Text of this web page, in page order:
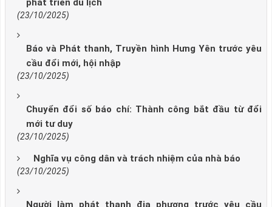
phát triển du lịch
(23/10/2025)
Báo và Phát thanh, Truyền hình Hưng Yên trước yêu
cầu đổi mới, hội nhập
(23/10/2025)
Chuyển đổi số báo chí: Thành công bắt đầu từ đổi
mới tư duy
(23/10/2025)
Nghĩa vụ công dân và trách nhiệm của nhà báo
(23/10/2025)